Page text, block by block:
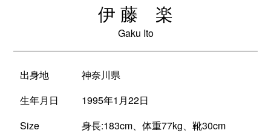
伊 藤 楽
Gaku Ito
出身地
神奈川県
生年月日
1995年1月22日
Size
身長:183cm、体重77kg、靴30cm